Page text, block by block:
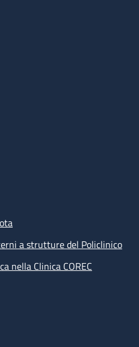
a strutture del Policlinico
nella Clinica COREC